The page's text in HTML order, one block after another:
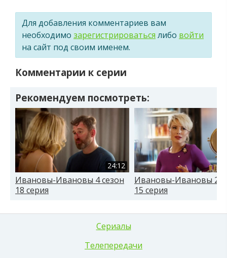
Для добавления комментариев вам
необходимо зарегистрироваться либо войти
на сайт под своим именем.
Комментарии к серии
Рекомендуем посмотреть:
24:12
Ивановы-Ивановы 4 сезон
18 серия
Ивановы-Ивановы 2
15 серия
Сериалы
Телепередачи